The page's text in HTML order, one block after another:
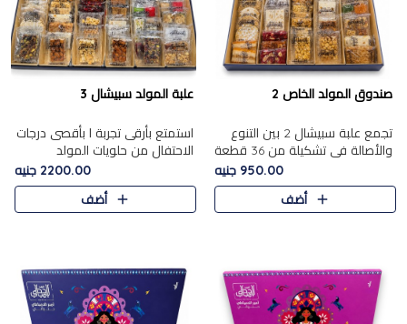
صندوق المولد الخاص 2
تجمع علبة سبيشال 2 بين التنوع
والأصالة في تشكيلة من 36 قطعة
تضم أشهر حلويات المولد الشرقية.
تحتوي العلبة على الجزرية بالفول،
والجزرية بالبن..
950.00 جنيه
أضف
علبة المولد سبيشال 3
استمتع بأرقى تجربة ا بأقصى درجات
الاحتفال من حلويات المولد
المصريه الأصيلة مع هذه الفخامة
مع علبة سبيشال 3 التي تضم 56
قطعة من تشكيلة استثن..
2200.00 جنيه
أضف